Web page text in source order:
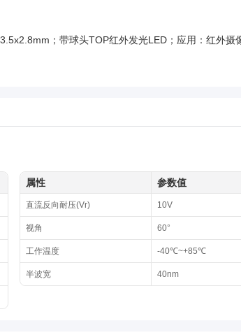
属性 参数值
直流反向耐压(Vr) 10V
视角 60°
工作温度 -40℃~+85℃
半波宽 40nm